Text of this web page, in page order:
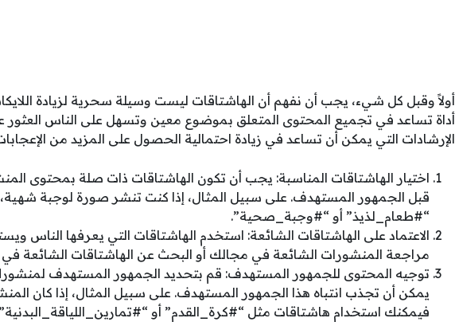
أولاً وقبل كل شيء، يجب أن نفهم أن الهاشتاقات ليست وسيلة سحرية لزيادة
أداة تساعد في تجميع المحتوى المتعلق بموضوع معين وتسهل على الناس
الإرشادات التي يمكن أن تساعد في زيادة احتمالية الحصول على المزيد من
اختيار الهاشتاقات المناسبة: يجب أن تكون الهاشتاقات ذات صلة بمحتوى
قبل الجمهور المستهدف. على سبيل المثال، إذا كنت تنشر صورة لوجبة
“#طعام_لذيذ” أو “#وجبة_صحية”.
الاعتماد على الهاشتاقات الشائعة: استخدم الهاشتاقات التي يعرفها الناس
مراجعة المنشورات الشائعة في مجالك أو البحث عن الهاشتاقات الشائعة
توجيه المحتوى للجمهور المستهدف: قم بتحديد الجمهور المستهدف
يمكن أن تجذب انتباه هذا الجمهور المستهدف. على سبيل المثال، إذا كان
فيمكنك استخدام هاشتاقات مثل “#كرة_القدم” أو